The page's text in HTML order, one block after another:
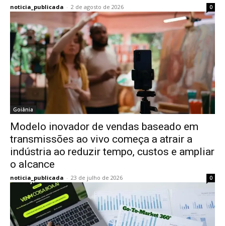
noticia_publicada - 2 de agosto de 2026 0
Goiânia
Modelo inovador de vendas baseado em
transmissões ao vivo começa a atrair a
indústria ao reduzir tempo, custos e ampliar
o alcance
noticia_publicada - 23 de julho de 2026 0